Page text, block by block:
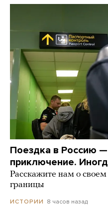
Поездка в Россию
приключение.
Расскажите нам о
границы
ИСТОРИИ 8 часов назад